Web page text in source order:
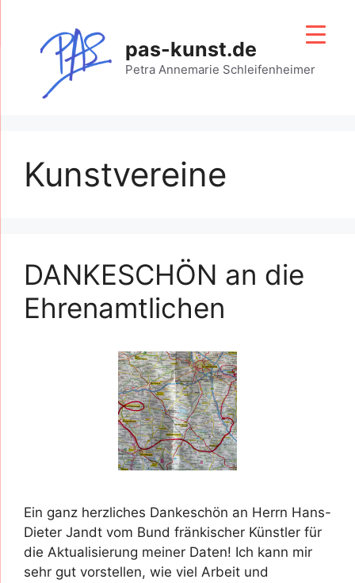
springen
pas-kunst.de
Petra Annemarie Schleifenheimer
Kunstvereine
DANKESCHÖN an die
Ehrenamtlichen
Ein ganz herzliches Dankeschön an Herrn Hans-
Dieter Jandt vom Bund fränkischer Künstler für
die Aktualisierung meiner Daten! Ich kann mir
sehr gut vorstellen, wie viel Arbeit und